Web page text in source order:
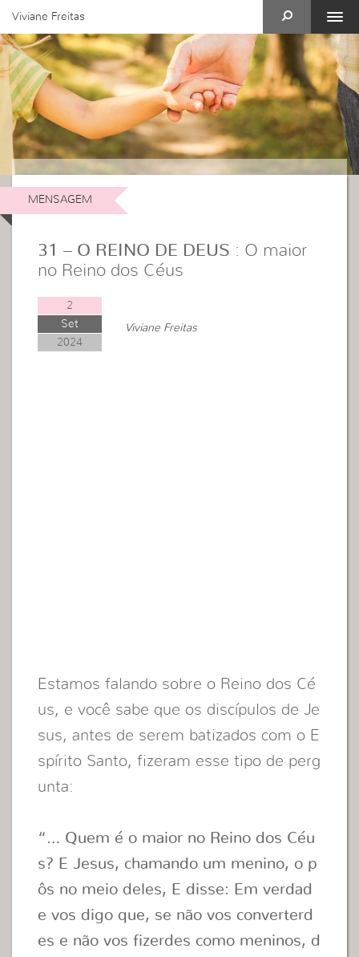
Viviane Freitas
MENSAGEM
31 – O REINO DE DEUS : O maior
no Reino dos Céus
2
Set
2024
Viviane Freitas
Estamos falando sobre o Reino dos Cé
us, e você sabe que os discípulos de Je
sus, antes de serem batizados com o E
spírito Santo, fizeram esse tipo de perg
unta:
“… Quem é o maior no Reino dos Céu
s? E Jesus, chamando um menino, o p
ôs no meio deles, E disse: Em verdad
e vos digo que, se não vos converterd
es e não vos fizerdes como meninos, d